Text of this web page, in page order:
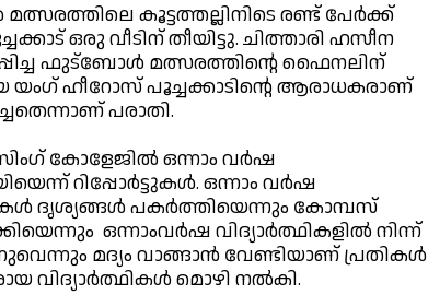
കൂട്ടത്തല്ലിനിടെ രണ്ട് പേര്‍ക്ക്
ഒരു വീടിന് തീയിട്ടു. ചിത്താരി ഹസീന
ഫുട്ബോള്‍ മത്സരത്തിന്റെ ഫൈനലിന്
യംഗ് ഹീറോസ് പൂച്ചക്കാടിന്റെ ആരാധകരാണ്
പരാതി.
കോളേജില്‍ ഒന്നാം വര്‍ഷ
റിപ്പോര്‍ട്ടുകള്‍. ഒന്നാം വര്‍ഷ
ദൃശ്യങ്ങള്‍ പകര്‍ത്തിയെന്നും കോമ്പസ്
ഒന്നാംവര്‍ഷ വിദ്യാര്‍ത്ഥികളില്‍ നിന്ന്
മദ്യം വാങ്ങാന്‍ വേണ്ടിയാണ് പ്രതികള്‍
വിദ്യാര്‍ത്ഥികള്‍ മൊഴി നല്‍കി.